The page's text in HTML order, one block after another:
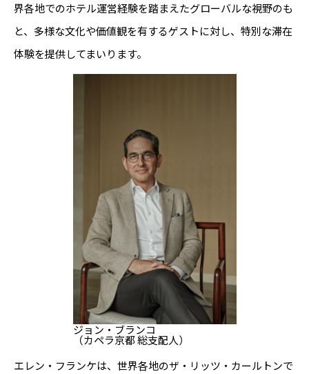
界各地でのホテル運営経験を踏まえたグローバルな視野のも
と、多様な文化や価値観を有するゲストに対し、特別な滞在
体験を提供してまいります。
ジョン・ブランコ
（カペラ京都 総支配人）
エレン・フランケは、世界各地のザ・リッツ・カールトンで